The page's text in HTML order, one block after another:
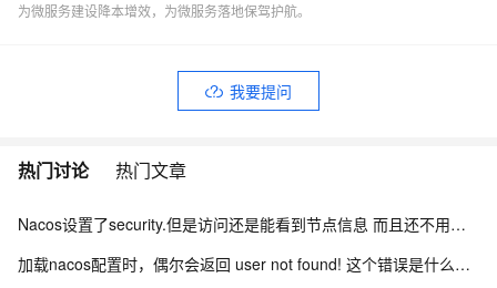
为微服务建设降本增效，为微服务落地保驾护航。
我要提问
热门讨论 热门文章
Nacos设置了security.但是访问还是能看到节点信息 而且还不用验证身份怎么办？
加载nacos配置时，偶尔会返回 user not found! 这个错误是什么引起的？